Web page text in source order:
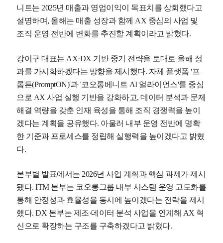
니트는 2025년 매출과 영업이익이 목표치를 상회했다고
설명하며, 올해는 매출 성장과 함께 AX 중심의 사업 및
조직 운영 전반에 변화를 추진할 계획이라고 밝혔다.
강이구 대표는 AX·DX 기반 중기 전략을 토대로 올해 성
과를 가시화하겠다는 방향을 제시했다. 자체 플랫폼 '프
롬튼(PromptON)'과 '코오롱베니트 AI 얼라이언스'를 중심
으로 AX 사업 실행 기반을 강화하고, 데이터 분석과 문제
해결 역량을 갖춘 인재 육성을 통해 조직 경쟁력을 높이
겠다는 계획을 공유했다. 아울러 내부 운영 전반에 명확
한 기준과 프로세스를 정립해 실행력을 높이겠다고 밝혔
다.
본부별 발표에서는 2026년 사업 계획과 핵심 과제가 제시
됐다. ITM 본부는 코오롱그룹 내부 시스템 운영 고도화를
통해 안정성과 효율성을 동시에 높이겠다는 전략을 제시
했다. DX 본부는 제조·데이터 분석 사업을 연계해 AX 혁
신으로 확장하는 구조를 구축하겠다고 밝혔다.